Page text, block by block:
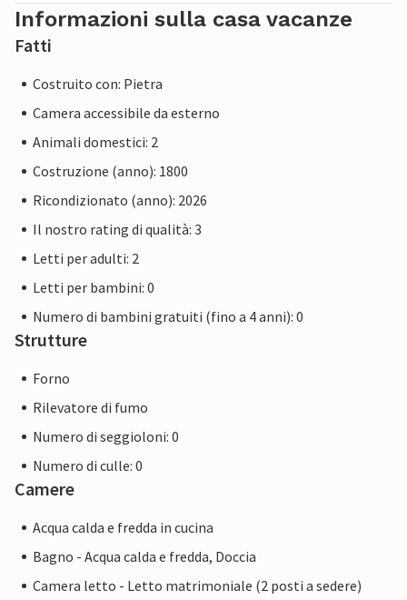
Informazioni sulla casa vacanze
Fatti
Costruito con: Pietra
Camera accessibile da esterno
Animali domestici: 2
Costruzione (anno): 1800
Ricondizionato (anno): 2026
Il nostro rating di qualità: 3
Letti per adulti: 2
Letti per bambini: 0
Numero di bambini gratuiti (fino a 4 anni): 0
Strutture
Forno
Rilevatore di fumo
Numero di seggioloni: 0
Numero di culle: 0
Camere
Acqua calda e fredda in cucina
Bagno - Acqua calda e fredda, Doccia
Camera letto - Letto matrimoniale (2 posti a sedere)